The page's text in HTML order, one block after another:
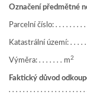
Označení předmětné
Parcelní číslo: . . . . . . . . .
Katastrální území: . . . .
Výměra: . . . . . . . m2
Faktický důvod
. . . . . . . . . . . . . . . . . . . . .